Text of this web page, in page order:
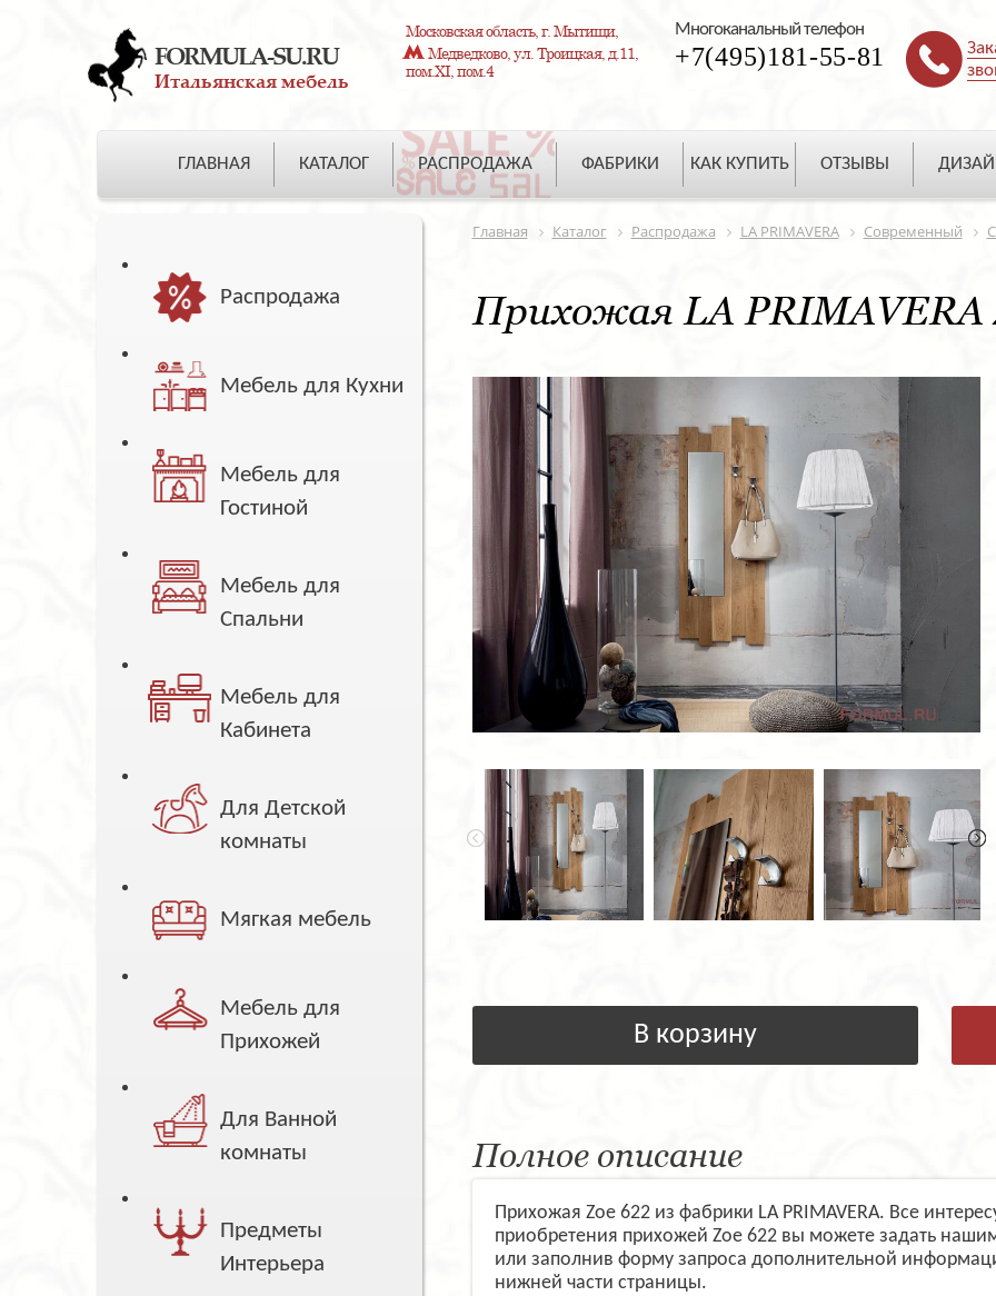
FORMULA-SU.RU
Итальянская мебель
Московская область, г. Мытищи,
Медведково, ул. Троицкая, д.11,
пом.XI, пом.4
Многоканальный телефон
+7(495)181-55-81
ГЛАВНАЯ КАТАЛОГ РАСПРОДАЖА ФАБРИКИ КАК КУПИТЬ ОТЗЫВЫ
Распродажа
Мебель для Кухни
Мебель для
Гостиной
Мебель для
Спальни
Мебель для
Кабинета
Для Детской
комнаты
Мягкая мебель
Мебель для
Прихожей
Для Ванной
комнаты
Предметы
Интерьера
Главная Каталог Распродажа LA PRIMAVERA Современный
Прихожая LA PRIMAVERA
В корзину
Полное описание
Прихожая Zoe 622 из фабрики LA PRIMAVERA. Все
приобретения прихожей Zoe 622 вы можете задать
или заполнив форму запроса дополнительной
нижней части страницы.